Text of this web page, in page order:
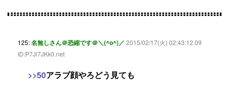
125:名無しさん＠恐縮です＠＼(^o^)／ 2015/02/17(火) 02:43:12.09
ID:P7Jl7JKk0.net
>>50アラブ顔やろどう見ても